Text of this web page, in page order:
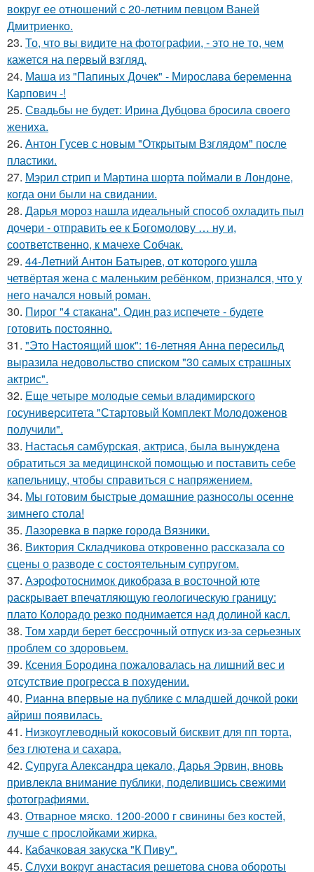
вокруг ее отношений с 20-летним певцом Ваней
Дмитриенко.
23. То, что вы видите на фотографии, - это не то, чем
кажется на первый взгляд.
24. Маша из "Папиных Дочек" - Мирослава беременна
Карпович -!
25. Свадьбы не будет: Ирина Дубцова бросила своего
жениха.
26. Антон Гусев с новым "Открытым Взглядом" после
пластики.
27. Мэрил стрип и Мартина шорта поймали в Лондоне,
когда они были на свидании.
28. Дарья мороз нашла идеальный способ охладить пыл
дочери - отправить ее к Богомолову … ну и,
соответственно, к мачехе Собчак.
29. 44-Летний Антон Батырев, от которого ушла
четвёртая жена с маленьким ребёнком, признался, что у
него начался новый роман.
30. Пирог "4 стaкана". Один раз испечете - будете
готовить постоянно.
31. "Это Настоящий шок": 16-летняя Анна пересильд
выразила недовольство списком "30 самых страшных
актрис".
32. Еще четыре молодые семьи владимирского
госуниверситета "Стартовый Комплект Молодоженов
получили".
33. Настасья самбурская, актриса, была вынуждена
обратиться за медицинской помощью и поставить себе
капельницу, чтобы справиться с напряжением.
34. Мы готовим быстрые домашние разносолы осенне
зимнего стола!
35. Лазоревка в парке города Вязники.
36. Виктория Складчикова откровенно рассказала со
сцены о разводе с состоятельным супругом.
37. Аэрофотоснимок дикобpaза в восточной юте
раскрывает впечатляющую геологическую границу:
плато Колорадо резко поднимается над долиной касл.
38. Том харди берет бессрочный отпуск из-за серьезных
проблем со здоровьем.
39. Ксения Бородина пожаловалась на лишний вес и
отсутствие прогресса в похудении.
40. Рианна впервые на публике с младшей дочкой роки
айриш появилась.
41. Низкоуглеводный кокосовый бисквит для пп торта,
без глютена и сахара.
42. Супруга Александра цекало, Дарья Эрвин, вновь
привлекла внимание публики, поделившись свежими
фотографиями.
43. Отварное мяско. 1200-2000 г свинины без костей,
лучше с прослойками жирка.
44. Кабачковая закуска "К Пиву".
45. Слухи вокруг анастасия решетова снова обороты